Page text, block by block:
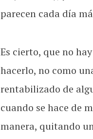
parecen cada día
Es cierto, que no
hacerlo, no como
rentabilizado de
cuando se hace de
manera, quitando